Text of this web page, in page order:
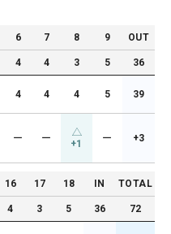
6 7 8 9 OUT
4 4 3 5 36
4 4 4 5 39
ー ー +1 ー +3
16 17 18 IN TOTAL
4 3 5 36 72